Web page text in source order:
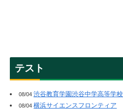
テスト
08/04渋谷教育学園渋谷中学高等学校
08/04横浜サイエンスフロンティア